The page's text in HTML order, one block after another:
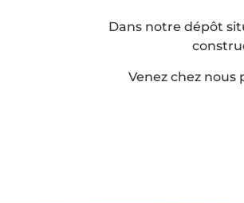
Dans notre dépôt
Venez chez